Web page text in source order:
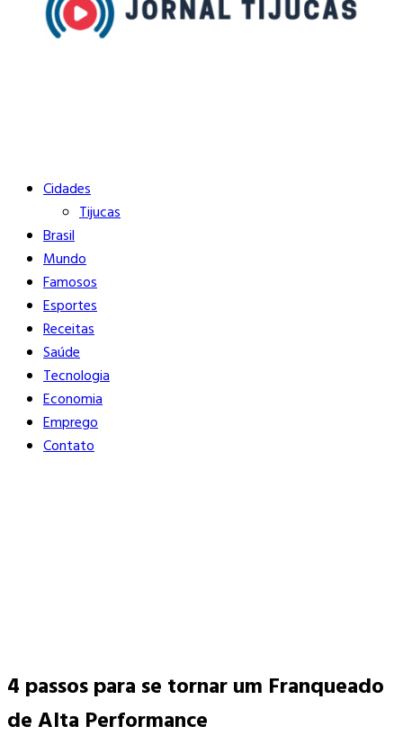
Buscar
Cidades
Tijucas
Brasil
Mundo
Famosos
Esportes
Receitas
Saúde
Tecnologia
Economia
Emprego
Contato
4 passos para se tornar um Franqueado
de Alta Performance